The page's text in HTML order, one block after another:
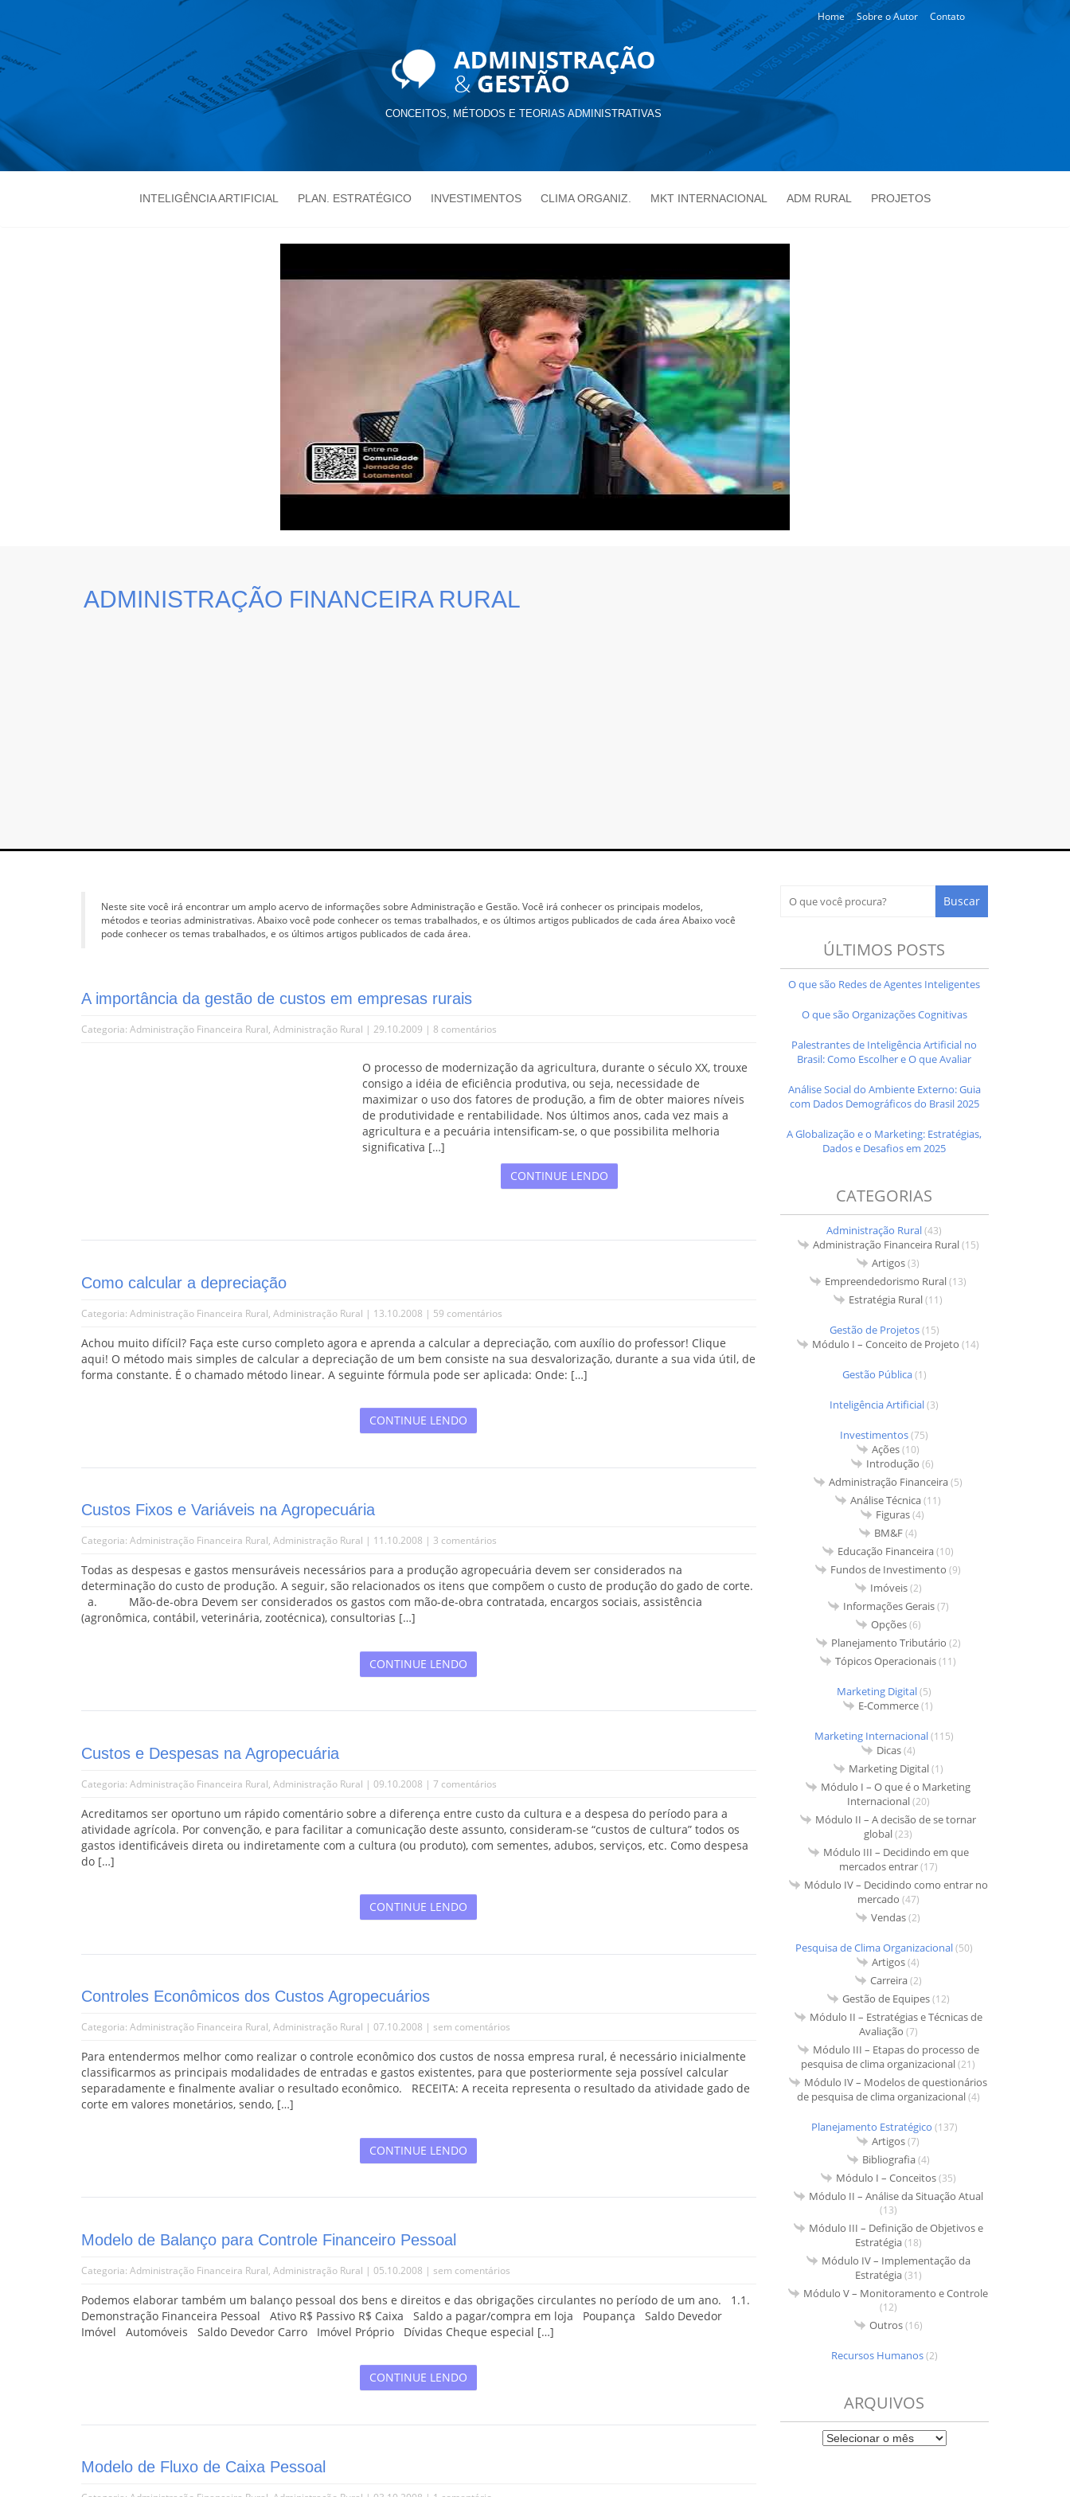
Home Sobre o Autor Contato
CONCEITOS, MÉTODOS E TEORIAS ADMINISTRATIVAS
INTELIGÊNCIA ARTIFICIAL PLAN. ESTRATÉGICO INVESTIMENTOS CLIMA ORGANIZ. MKT INTERNACIONAL ADM RURAL PROJETOS
ADMINISTRAÇÃO FINANCEIRA RURAL
Neste site você irá encontrar um amplo acervo de informações sobre Administração e Gestão. Você irá conhecer os principais modelos,
métodos e teorias administrativas. Abaixo você pode conhecer os temas trabalhados, e os últimos artigos publicados de cada área Abaixo você
pode conhecer os temas trabalhados, e os últimos artigos publicados de cada área.
A importância da gestão de custos em empresas rurais
Categoria: Administração Financeira Rural, Administração Rural | 29.10.2009 | 8 comentários
O processo de modernização da agricultura, durante o século XX, trouxe
consigo a idéia de eficiência produtiva, ou seja, necessidade de
maximizar o uso dos fatores de produção, a fim de obter maiores níveis
de produtividade e rentabilidade. Nos últimos anos, cada vez mais a
agricultura e a pecuária intensificam-se, o que possibilita melhoria
significativa […]
CONTINUE LENDO
Como calcular a depreciação
Categoria: Administração Financeira Rural, Administração Rural | 13.10.2008 | 59 comentários
Achou muito difícil? Faça este curso completo agora e aprenda a calcular a depreciação, com auxílio do professor! Clique
aqui! O método mais simples de calcular a depreciação de um bem consiste na sua desvalorização, durante a sua vida útil, de
forma constante. É o chamado método linear. A seguinte fórmula pode ser aplicada: Onde: […]
CONTINUE LENDO
Custos Fixos e Variáveis na Agropecuária
Categoria: Administração Financeira Rural, Administração Rural | 11.10.2008 | 3 comentários
Todas as despesas e gastos mensuráveis necessários para a produção agropecuária devem ser considerados na
determinação do custo de produção. A seguir, são relacionados os itens que compõem o custo de produção do gado de corte.
a. Mão-de-obra Devem ser considerados os gastos com mão-de-obra contratada, encargos sociais, assistência
(agronômica, contábil, veterinária, zootécnica), consultorias […]
CONTINUE LENDO
Custos e Despesas na Agropecuária
Categoria: Administração Financeira Rural, Administração Rural | 09.10.2008 | 7 comentários
Acreditamos ser oportuno um rápido comentário sobre a diferença entre custo da cultura e a despesa do período para a
atividade agrícola. Por convenção, e para facilitar a comunicação deste assunto, consideram-se “custos de cultura” todos os
gastos identificáveis direta ou indiretamente com a cultura (ou produto), com sementes, adubos, serviços, etc. Como despesa
do […]
CONTINUE LENDO
Controles Econômicos dos Custos Agropecuários
Categoria: Administração Financeira Rural, Administração Rural | 07.10.2008 | sem comentários
Para entendermos melhor como realizar o controle econômico dos custos de nossa empresa rural, é necessário inicialmente
classificarmos as principais modalidades de entradas e gastos existentes, para que posteriormente seja possível calcular
separadamente e finalmente avaliar o resultado econômico. RECEITA: A receita representa o resultado da atividade gado de
corte em valores monetários, sendo, […]
CONTINUE LENDO
Modelo de Balanço para Controle Financeiro Pessoal
Categoria: Administração Financeira Rural, Administração Rural | 05.10.2008 | sem comentários
Podemos elaborar também um balanço pessoal dos bens e direitos e das obrigações circulantes no período de um ano. 1.1.
Demonstração Financeira Pessoal Ativo R$ Passivo R$ Caixa Saldo a pagar/compra em loja Poupança Saldo Devedor
Imóvel Automóveis Saldo Devedor Carro Imóvel Próprio Dívidas Cheque especial […]
CONTINUE LENDO
Modelo de Fluxo de Caixa Pessoal
ÚLTIMOS POSTS
O que são Redes de Agentes Inteligentes
O que são Organizações Cognitivas
Palestrantes de Inteligência Artificial no
Brasil: Como Escolher e O que Avaliar
Análise Social do Ambiente Externo: Guia
com Dados Demográficos do Brasil 2025
A Globalização e o Marketing: Estratégias,
Dados e Desafios em 2025
CATEGORIAS
Administração Rural(43)
Administração Financeira Rural(15)
Artigos(3)
Empreendedorismo Rural(13)
Estratégia Rural(11)
Gestão de Projetos(15)
Módulo I – Conceito de Projeto (14)
Gestão Pública(1)
Inteligência Artificial(3)
Investimentos(75)
Ações(10)
Introdução (6)
Administração Financeira(5)
Análise Técnica(11)
Figuras(4)
BM&F(4)
Educação Financeira(10)
Fundos de Investimento (9)
Imóveis(2)
Informações Gerais(7)
Opções(6)
Planejamento Tributário (2)
Tópicos Operacionais(11)
Marketing Digital(5)
E-Commerce(1)
Marketing Internacional(115)
Dicas(4)
Marketing Digital(1)
Módulo I – O que é o Marketing
Internacional(20)
Módulo II – A decisão de se tornar
global(23)
Módulo III – Decidindo em que
mercados entrar(17)
Módulo IV – Decidindo como entrar no
mercado (47)
Vendas(2)
Pesquisa de Clima Organizacional(50)
Artigos(4)
Carreira(2)
Gestão de Equipes(12)
Módulo II – Estratégias e Técnicas de
Avaliação (7)
Módulo III – Etapas do processo de
pesquisa de clima organizacional(21)
Módulo IV – Modelos de questionários
de pesquisa de clima organizacional(4)
Planejamento Estratégico (137)
Artigos(7)
Bibliografia(4)
Módulo I – Conceitos(35)
Módulo II – Análise da Situação Atual
(13)
Módulo III – Definição de Objetivos e
Estratégia(18)
Módulo IV – Implementação da
Estratégia(31)
Módulo V – Monitoramento e Controle
(12)
Outros(16)
Recursos Humanos(2)
ARQUIVOS